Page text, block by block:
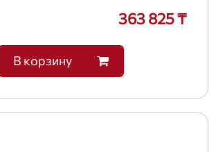
363 825 ₸
В корзину